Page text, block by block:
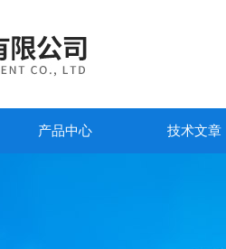
产品中心 技术文章